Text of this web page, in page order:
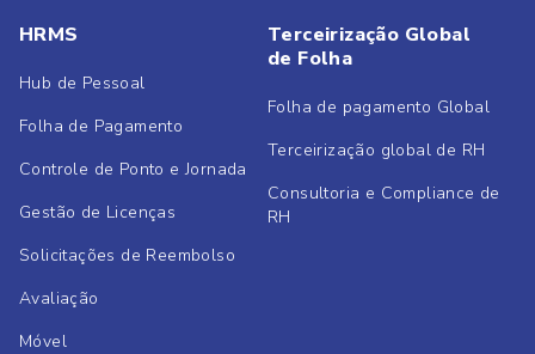
HRMS
Hub de Pessoal
Folha de Pagamento
Controle de Ponto e Jornada
Gestão de Licenças
Solicitações de Reembolso
Avaliação
Móvel
Terceirização Global
de Folha
Folha de pagamento Global
Terceirização global de RH
Consultoria e Compliance de
RH